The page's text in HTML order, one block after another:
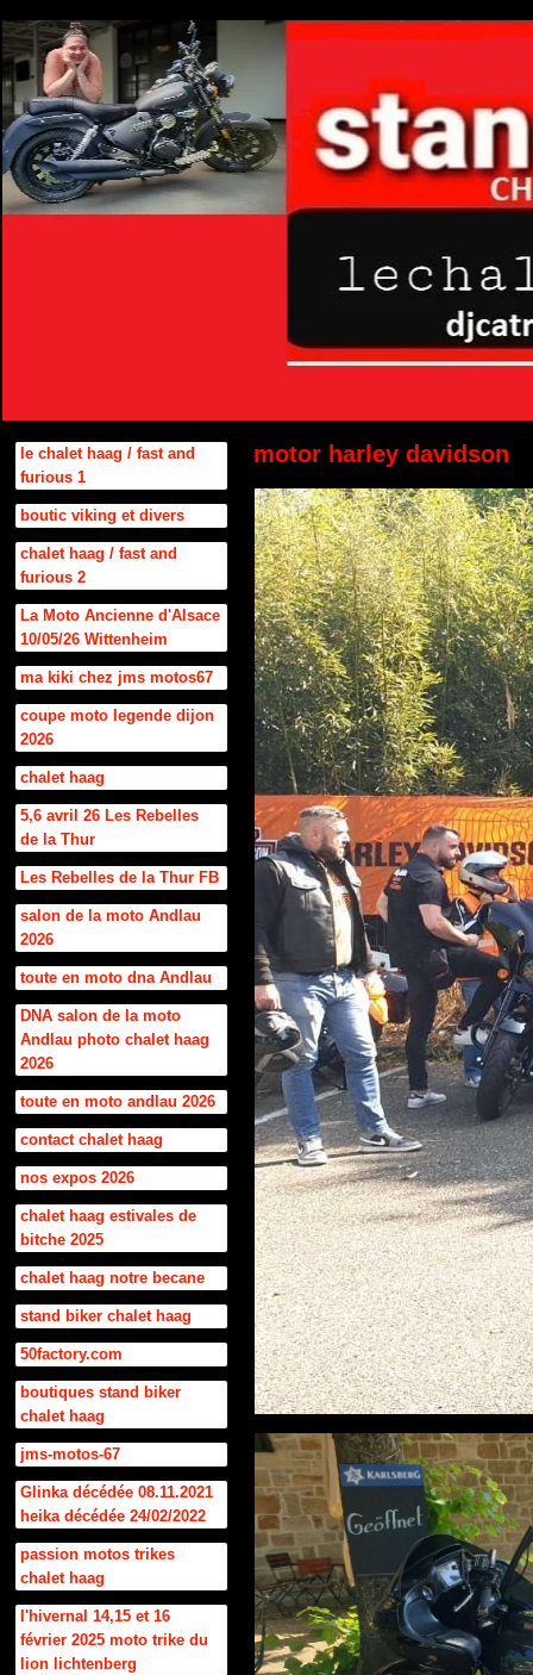
le chalet haag / fast and
furious 1
boutic viking et divers
chalet haag / fast and
furious 2
La Moto Ancienne d'Alsace
10/05/26 Wittenheim
ma kiki chez jms motos67
coupe moto legende dijon
2026
chalet haag
5,6 avril 26 Les Rebelles
de la Thur
Les Rebelles de la Thur FB
salon de la moto Andlau
2026
toute en moto dna Andlau
DNA salon de la moto
Andlau photo chalet haag
2026
toute en moto andlau 2026
contact chalet haag
nos expos 2026
chalet haag estivales de
bitche 2025
chalet haag notre becane
stand biker chalet haag
50factory.com
boutiques stand biker
chalet haag
jms-motos-67
Glinka décédée 08.11.2021
heika décédée 24/02/2022
passion motos trikes
chalet haag
l'hivernal 14,15 et 16
février 2025 moto trike du
lion lichtenberg
motor harley davidson